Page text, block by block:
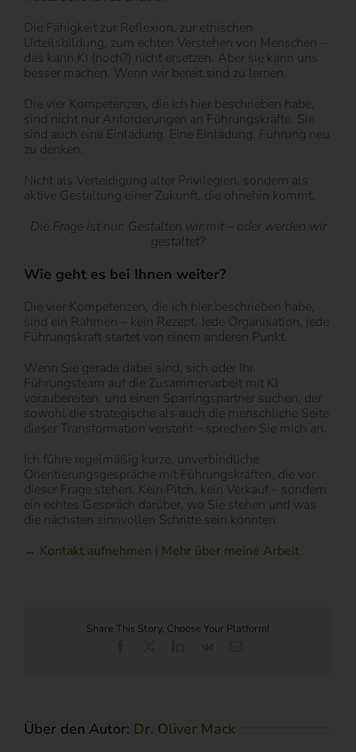
Die Fähigkeit zur Reflexion, zur ethischen
Urteilsbildung, zum echten Verstehen von Menschen –
das kann KI (noch?) nicht ersetzen. Aber sie kann uns
besser machen. Wenn wir bereit sind zu lernen.
Die vier Kompetenzen, die ich hier beschrieben habe,
sind nicht nur Anforderungen an Führungskräfte. Sie
sind auch eine Einladung. Eine Einladung, Führung neu
zu denken.
Nicht als Verteidigung alter Privilegien, sondern als
aktive Gestaltung einer Zukunft, die ohnehin kommt.
Die Frage ist nur: Gestalten wir mit – oder werden wir
gestaltet?
Wie geht es bei Ihnen weiter?
Die vier Kompetenzen, die ich hier beschrieben habe,
sind ein Rahmen – kein Rezept. Jede Organisation, jede
Führungskraft startet von einem anderen Punkt.
Wenn Sie gerade dabei sind, sich oder Ihr
Führungsteam auf die Zusammenarbeit mit KI
vorzubereiten, und einen Sparringspartner suchen, der
sowohl die strategische als auch die menschliche Seite
dieser Transformation versteht – sprechen Sie mich an.
Ich führe regelmäßig kurze, unverbindliche
Orientierungsgespräche mit Führungskräften, die vor
dieser Frage stehen. Kein Pitch, kein Verkauf – sondern
ein echtes Gespräch darüber, wo Sie stehen und was
die nächsten sinnvollen Schritte sein könnten.
→ Kontakt aufnehmen Mehr über meine Arbeit
Share This Story, Choose Your Platform!
Über den Autor: Dr. Oliver Mack